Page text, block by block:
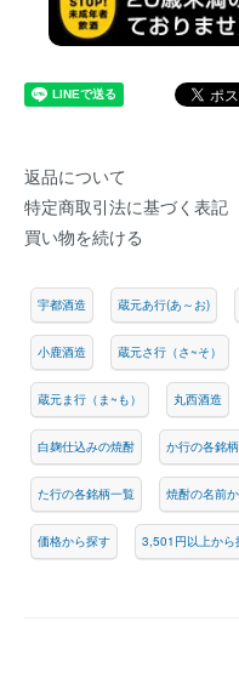
返品について
特定商取引法に基づく表記
買い物を続ける
宇都酒造 蔵元あ行(あ～お)
小鹿酒造 蔵元さ行（さ~そ）
蔵元ま行（ま~も） 丸西酒造
白麹仕込みの焼酎 か行の各銘
た行の各銘柄一覧 焼酎の名前
価格から探す 3,501円以上から